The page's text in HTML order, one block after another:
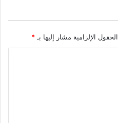
الحقول الإلزامية مشار إليها بـ *